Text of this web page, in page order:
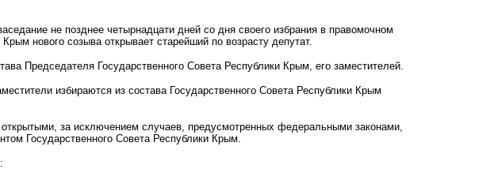
не позднее четырнадцати дней со дня своего избрания в правомочном
нового созыва открывает старейший по возрасту депутат.
Председателя Государственного Совета Республики Крым, его заместителей.
избираются из состава Государственного Совета Республики Крым
за исключением случаев, предусмотренных федеральными законами,
Государственного Совета Республики Крым.